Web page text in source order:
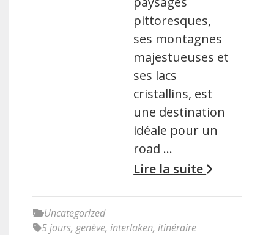
pittoresques,
ses montagnes
majestueuses et
ses lacs
cristallins, est
une destination
idéale pour un
road …
Lire la suite
Uncategorized
5 jours, genève, interlaken, itinéraire